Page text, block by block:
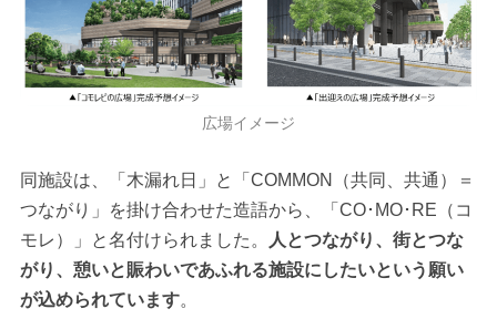
広場イメージ
同施設は、「木漏れ日」と「COMMON（共同、共通）＝
つながり」を掛け合わせた造語から、「CO･MO･RE（コ
モレ）」と名付けられました。
人とつながり、街とつな
がり、憩いと賑わいであふれる施設にしたいという願い
が込められています。